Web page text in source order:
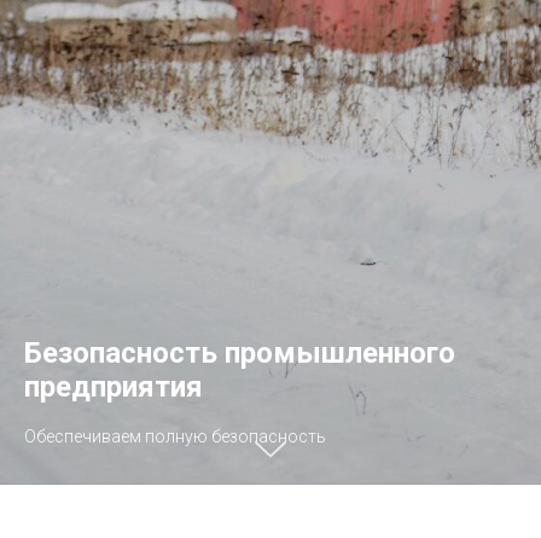
Безопасность промышленного
предприятия
Обеспечиваем полную безопасность